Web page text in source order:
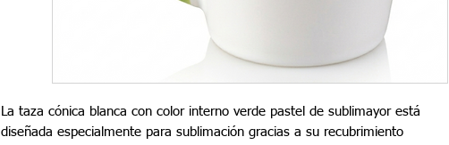
La taza cónica blanca con color interno verde pastel de sublimayor está
diseñada especialmente para sublimación gracias a su recubrimiento